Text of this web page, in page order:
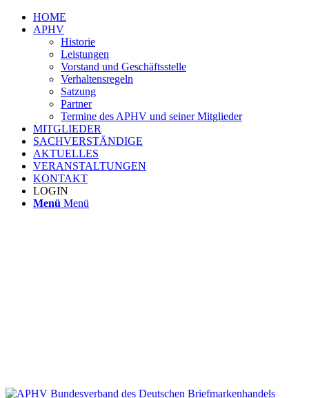
HOME
APHV
Historie
Leistungen
Vorstand und Geschäftsstelle
Verhaltensregeln
Satzung
Partner
Termine des APHV und seiner Mitglieder
MITGLIEDER
SACHVERSTÄNDIGE
AKTUELLES
VERANSTALTUNGEN
KONTAKT
LOGIN
Menü Menü